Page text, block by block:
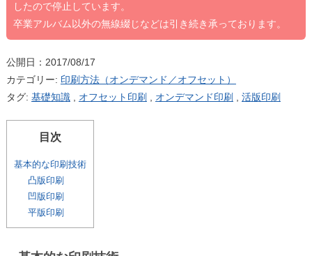
したので停止しています。
卒業アルバム以外の無線綴じなどは引き続き承っております。
公開日：2017/08/17
カテゴリー: 印刷方法（オンデマンド／オフセット）
タグ: 基礎知識, オフセット印刷 オンデマンド印刷 活版印刷
目次
基本的な印刷技術
凸版印刷
凹版印刷
平版印刷